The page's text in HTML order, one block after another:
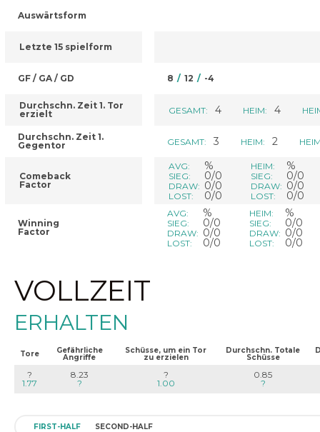
Auswärtsform
Letzte 15 spielform
GF / GA / GD
Durchschn. Zeit 1. Tor
erzielt
Durchschn. Zeit 1.
Gegentor
Comeback
Factor
Winning
Factor
8 / 12 / -4
GESAMT: 4 HEIM: 4
GESAMT: 3 HEIM: 2
AVG: %
SIEG: 0/0
DRAW: 0/0
LOST: 0/0
HEIM: %
SIEG: 0/0
DRAW: 0/0
LOST: 0/0
AVG: %
SIEG: 0/0
DRAW: 0/0
LOST: 0/0
HEIM: %
SIEG: 0/0
DRAW: 0/0
LOST: 0/0
VOLLZEIT
ERHALTEN
Tore Gefährliche
Angriffe
Schüsse, um ein Tor
zu erzielen
Durchschn. Totale
Schüsse
?
1.77
8.23
?
?
1.00
0.85
?
FIRST-HALF SECOND-HALF